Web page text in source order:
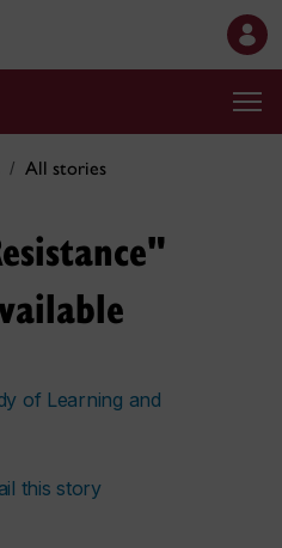
All stories
of Learning and